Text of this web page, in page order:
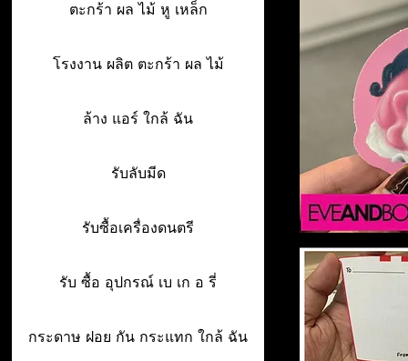
ตะกร้า ผล ไม้ หู เหล็ก
โรงงาน ผลิต ตะกร้า ผล ไม้
ล้าง แอร์ ใกล้ ฉัน
รับลับมีด
รับซื้อเครื่องดนตรี
รับ ซื้อ อุปกรณ์ เบ เก อ รี่
กระดาษ ฝอย กัน กระแทก ใกล้ ฉัน